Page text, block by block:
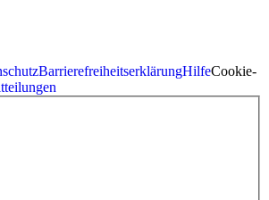
BarrierefreiheitserklärungHilfeCookie-